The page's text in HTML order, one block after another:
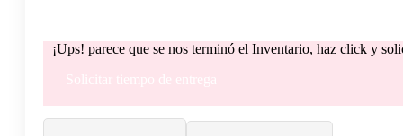
¡Ups! parece que se nos terminó el Inventario, haz click y
Solicitar tiempo de entrega